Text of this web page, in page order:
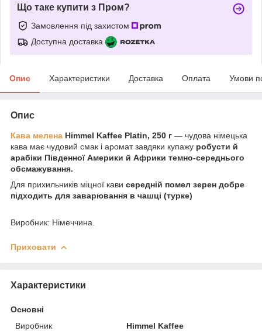
Що таке купити з Пром?
Замовлення під захистом
Доступна доставка
Опис Характеристики Доставка Оплата Умови
Опис
Кава мелена Himmel Kaffee Platin, 250 г — чудова німецька
кава має чудовий смак і аромат завдяки купажу робусти й
арабіки Південної Америки й Африки темно-середнього
обсмажування.
Для прихильників міцної кави середній помел зерен добре
підходить для заварювання в чашці (турке)
Виробник: Німеччина.
Приховати
Характеристики
Основні
Виробник
Himmel Kaffee